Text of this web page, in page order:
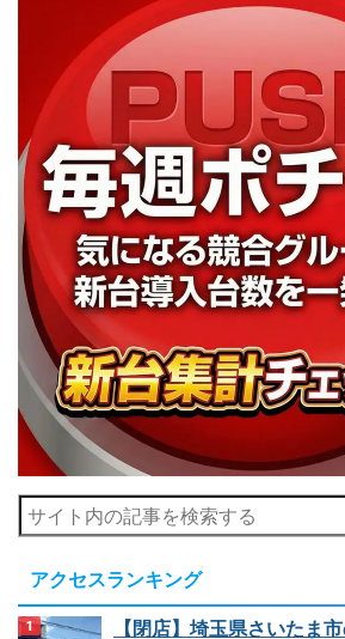
アクセスランキング
【閉店】埼玉県さいたま